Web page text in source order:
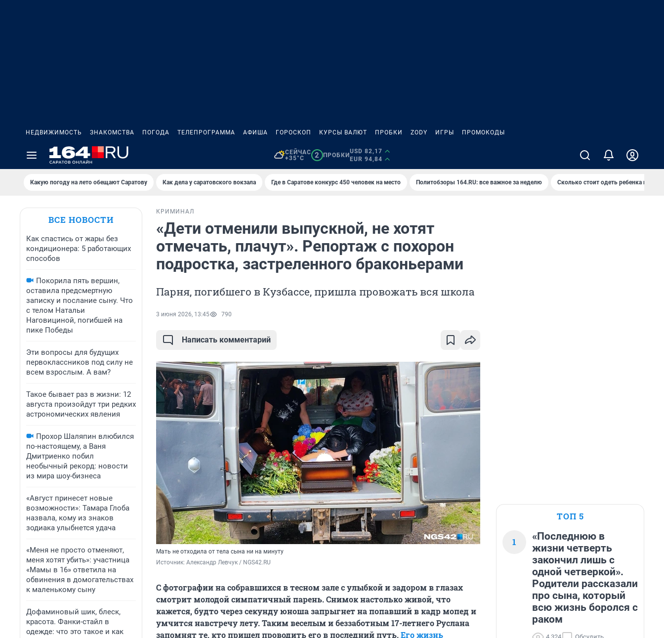
НЕДВИЖИМОСТЬ ЗНАКОМСТВА ПОГОДА ТЕЛЕПРОГРАММА АФИША ГОРОСКОП КУРСЫ ВАЛЮТ ПРОБКИ ZODY ИГРЫ ПРОМОКОДЫ
СЕЙЧАС
+35°C
2 ПРОБКИ
USD 82,17
EUR 94,84
Какую погоду на лето обещают Саратову Как дела у саратовского вокзала Где в Саратове конкурс 450 человек на место Политобзоры 164.RU: все важное за неделю Сколько стоит одеть ребенка на
ВСЕ НОВОСТИ
Как спастись от жары без
кондиционера: 5 работающих
способов
Покорила пять вершин,
оставила предсмертную
записку и послание сыну. Что
с телом Натальи
Наговициной, погибшей на
пике Победы
Эти вопросы для будущих
первоклассников под силу не
всем взрослым. А вам?
Такое бывает раз в жизни: 12
августа произойдут три редких
астрономических явления
Прохор Шаляпин влюбился
по-настоящему, а Ваня
Дмитриенко побил
необычный рекорд: новости
из мира шоу-бизнеса
«Август принесет новые
возможности»: Тамара Глоба
назвала, кому из знаков
зодиака улыбнется удача
«Меня не просто отменяют,
меня хотят убить»: участница
«Мамы в 16» ответила на
обвинения в домогательствах
к маленькому сыну
Дофаминовый шик, блеск,
красота. Фанки-стайл в
одежде: что это такое и как
КРИМИНАЛ
«Дети отменили выпускной, не хотят
отмечать, плачут». Репортаж с похорон
подростка, застреленного браконьерами
Парня, погибшего в Кузбассе, пришла провожать вся школа
3 июня 2026, 13:45 790
Написать комментарий
Мать не отходила от тела сына ни на минуту
Источник: Александр Левчук / NGS42.RU
С фотографии на собравшихся в тесном зале с улыбкой и задором в глазах
смотрит молодой симпатичный парень. Снимок настолько живой, что
кажется, будто через секунду юноша запрыгнет на попавший в кадр мопед и
умчится навстречу лету. Таким веселым и беззаботным 17-летнего Руслана
запомнят те, кто пришел проводить его в последний путь.Его жизнь
ТОП 5
1
«Последнюю в
жизни четверть
закончил лишь с
одной четверкой».
Родители рассказали
про сына, который
всю жизнь боролся с
раком